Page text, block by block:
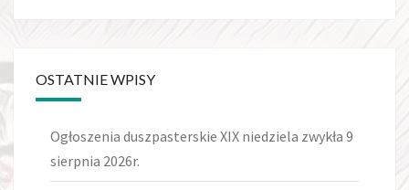
OSTATNIE WPISY
Ogłoszenia duszpasterskie XIX niedziela zwykła 9
sierpnia 2026r.